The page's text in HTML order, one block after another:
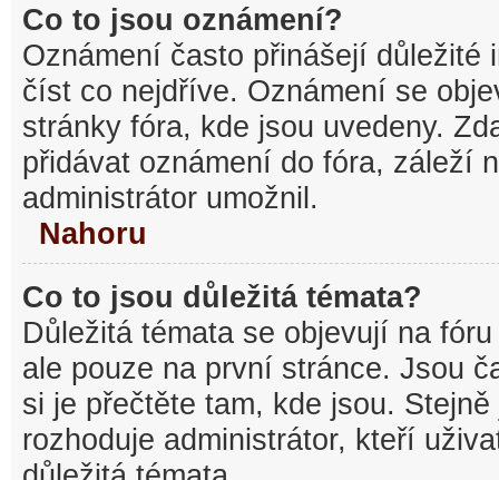
Co to jsou oznámení?
Oznámení často přinášejí důležité
číst co nejdříve. Oznámení se
stránky fóra, kde jsou uvedeny.
přidávat oznámení do fóra, záleží
administrátor umožnil.
Nahoru
Co to jsou důležitá témata?
Důležitá témata se objevují na
ale pouze na první stránce. Jsou
si je přečtěte tam, kde jsou.
rozhoduje administrátor, kteří